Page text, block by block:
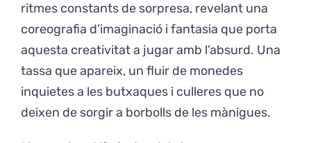
ritmes constants de sorpresa, revelant una
coreografia d’imaginació i fantasia que porta
aquesta creativitat a jugar amb l’absurd. Una
tassa que apareix, un fluir de monedes
inquietes a les butxaques i culleres que no
deixen de sorgir a borbolls de les mànigues.